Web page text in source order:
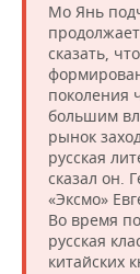
Мо Янь
сказать,
поколения
большим
рынок
русская
сказал он.
«Эксмо»
Во время
русская
китайских